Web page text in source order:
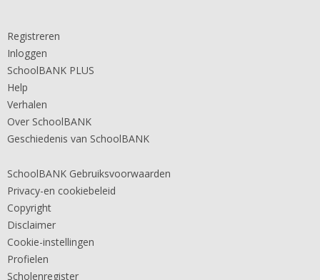
Registreren
Inloggen
SchoolBANK PLUS
Help
Verhalen
Over SchoolBANK
Geschiedenis van SchoolBANK
SchoolBANK Gebruiksvoorwaarden
Privacy-en cookiebeleid
Copyright
Disclaimer
Cookie-instellingen
Profielen
Scholenregister